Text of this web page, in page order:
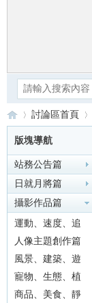
Ca»
討論區首頁
›
版塊導航
站務公告篇
日就月將篇
攝影作品篇
運動、速度、追
焦篇
人像主題創作篇
風景、建築、遊
記篇
寵物、生態、植
物篇
商品、美食、靜